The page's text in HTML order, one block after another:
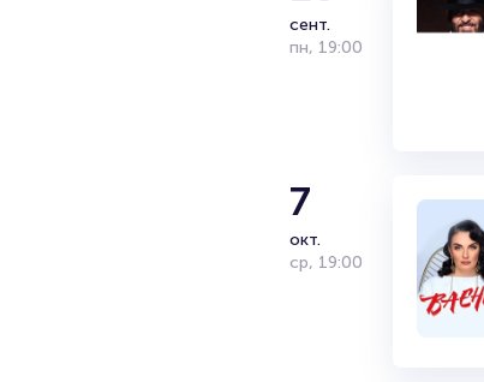
сент.
пн, 19:00
7
окт.
ср, 19:00